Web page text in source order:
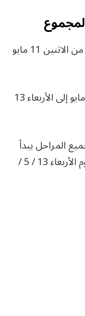
للمرحلتين الابتدائية والإعدادية: من الاثنين 11 مايو
للمرحلة الثانوية: من الاثنين 11 مايو إلى الأربعاء 13
المراحل يبدأ
يوم الإثنين 11 / 5 / 2026 إلي يوم الأربعاء 13 / 5 /